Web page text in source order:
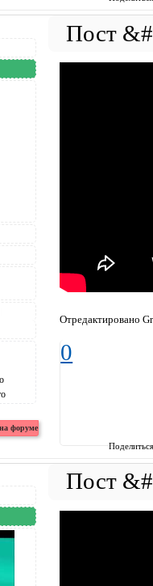
Отредактировано
0